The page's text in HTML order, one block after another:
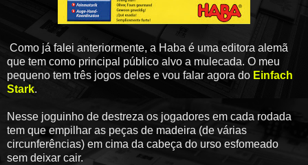
Como já falei anteriormente, a Haba é uma editora alemã
que tem como principal público alvo a mulecada. O meu
pequeno tem três jogos deles e vou falar agora do Einfach
Stark.
Nesse joguinho de destreza os jogadores em cada rodada
tem que empilhar as peças de madeira (de várias
circunferências) em cima da cabeça do urso esfomeado
sem deixar cair.